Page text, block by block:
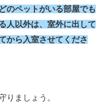
のペットがいる部屋でも
人以外は、室外に出して
から入室させてくださ
りましょう。